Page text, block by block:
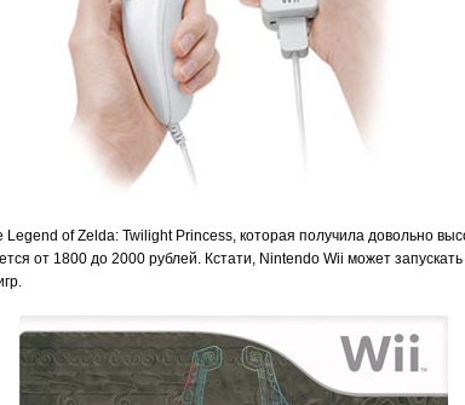
Legend of Zelda: Twilight Princess, которая получила довольно
от 1800 до 2000 рублей. Кстати, Nintendo Wii может